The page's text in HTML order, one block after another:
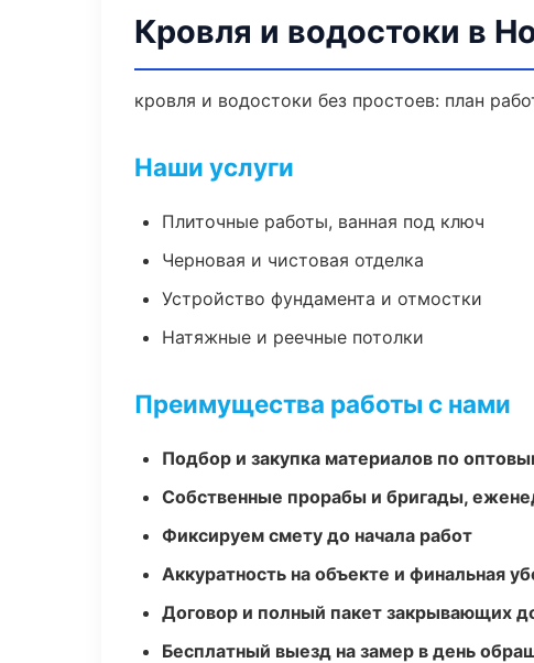
Кровля и водостоки в
кровля и водостоки без простоев: план
Наши услуги
Плиточные работы, ванная под ключ
Черновая и чистовая отделка
Устройство фундамента и отмостки
Натяжные и реечные потолки
Преимущества работы с нами
Подбор и закупка материалов по
Собственные прорабы и бригады,
Фиксируем смету до начала работ
Аккуратность на объекте и финальная
Договор и полный пакет закрывающих
Бесплатный выезд на замер в день